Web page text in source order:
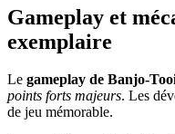
Gameplay et
exemplaire
Le gameplay de Banjo-
points forts majeurs. Les
de jeu mémorable.